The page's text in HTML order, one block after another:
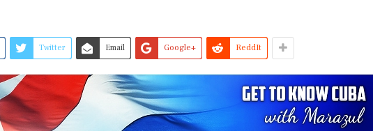
Twitter Email Google+ ReddIt